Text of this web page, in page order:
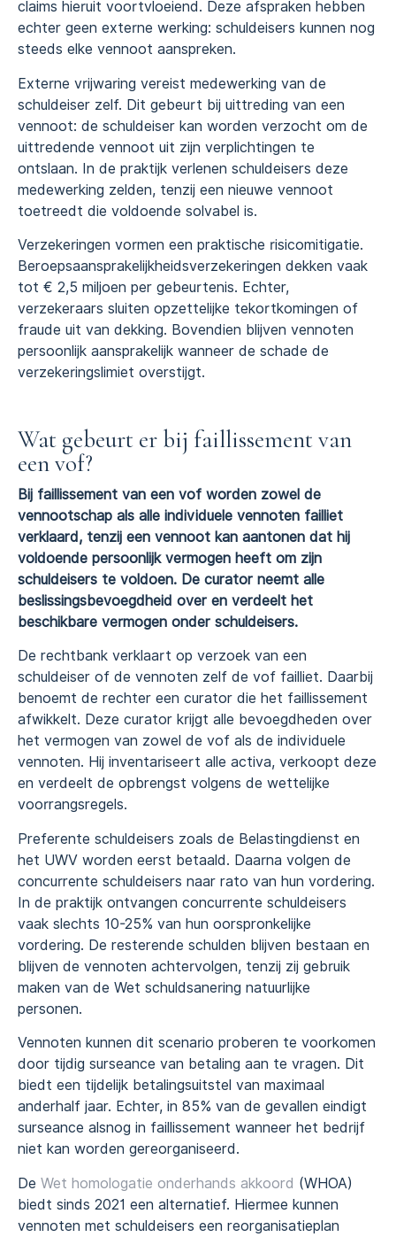
claims hieruit voortvloeiend. Deze afspraken hebben
echter geen externe werking: schuldeisers kunnen nog
steeds elke vennoot aanspreken.
Externe vrijwaring vereist medewerking van de
schuldeiser zelf. Dit gebeurt bij uittreding van een
vennoot: de schuldeiser kan worden verzocht om de
uittredende vennoot uit zijn verplichtingen te
ontslaan. In de praktijk verlenen schuldeisers deze
medewerking zelden, tenzij een nieuwe vennoot
toetreedt die voldoende solvabel is.
Verzekeringen vormen een praktische risicomitigatie.
Beroepsaansprakelijkheidsverzekeringen dekken vaak
tot € 2,5 miljoen per gebeurtenis. Echter,
verzekeraars sluiten opzettelijke tekortkomingen of
fraude uit van dekking. Bovendien blijven vennoten
persoonlijk aansprakelijk wanneer de schade de
verzekeringslimiet overstijgt.
Wat gebeurt er bij faillissement van
een vof?
Bij faillissement van een vof worden zowel de
vennootschap als alle individuele vennoten failliet
verklaard, tenzij een vennoot kan aantonen dat hij
voldoende persoonlijk vermogen heeft om zijn
schuldeisers te voldoen. De curator neemt alle
beslissingsbevoegdheid over en verdeelt het
beschikbare vermogen onder schuldeisers.
De rechtbank verklaart op verzoek van een
schuldeiser of de vennoten zelf de vof failliet. Daarbij
benoemt de rechter een curator die het faillissement
afwikkelt. Deze curator krijgt alle bevoegdheden over
het vermogen van zowel de vof als de individuele
vennoten. Hij inventariseert alle activa, verkoopt deze
en verdeelt de opbrengst volgens de wettelijke
voorrangsregels.
Preferente schuldeisers zoals de Belastingdienst en
het UWV worden eerst betaald. Daarna volgen de
concurrente schuldeisers naar rato van hun vordering.
In de praktijk ontvangen concurrente schuldeisers
vaak slechts 10-25% van hun oorspronkelijke
vordering. De resterende schulden blijven bestaan en
blijven de vennoten achtervolgen, tenzij zij gebruik
maken van de Wet schuldsanering natuurlijke
personen.
Vennoten kunnen dit scenario proberen te voorkomen
door tijdig surseance van betaling aan te vragen. Dit
biedt een tijdelijk betalingsuitstel van maximaal
anderhalf jaar. Echter, in 85% van de gevallen eindigt
surseance alsnog in faillissement wanneer het bedrijf
niet kan worden gereorganiseerd.
De Wet homologatie onderhands akkoord (WHOA)
biedt sinds 2021 een alternatief. Hiermee kunnen
vennoten met schuldeisers een reorganisatieplan